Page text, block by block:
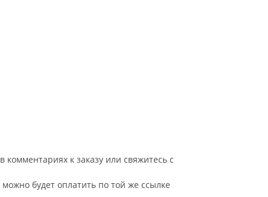
к заказу или свяжитесь с
будет оплатить по той же ссылке